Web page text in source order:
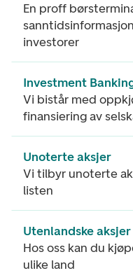
En proff
investorer
Investment
Vi bistår med
finansiering av
Unoterte aksjer
Vi tilbyr unoterte
listen
Utenlandske aksjer
Hos oss kan du
ulike land